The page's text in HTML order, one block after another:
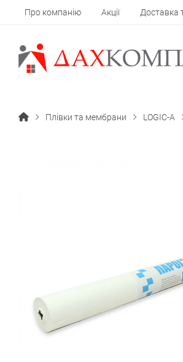
Про компанію Акції Доставка
Плівки та мембрани LOGIC-A